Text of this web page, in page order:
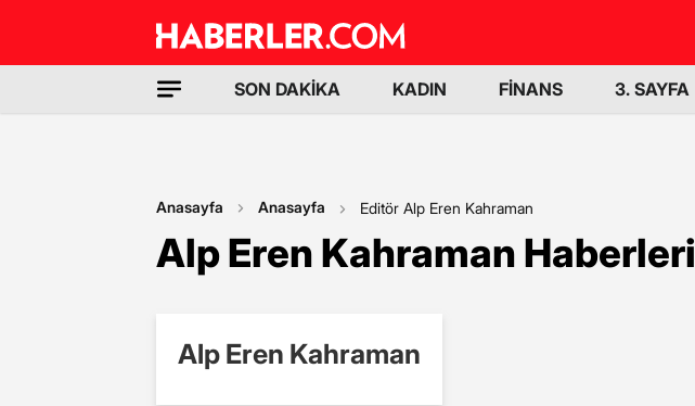
SON DAKİKA KADIN FİNANS 3. SAYFA
Anasayfa Anasayfa Editör Alp Eren Kahraman
Alp Eren Kahraman Haberleri
Alp Eren Kahraman